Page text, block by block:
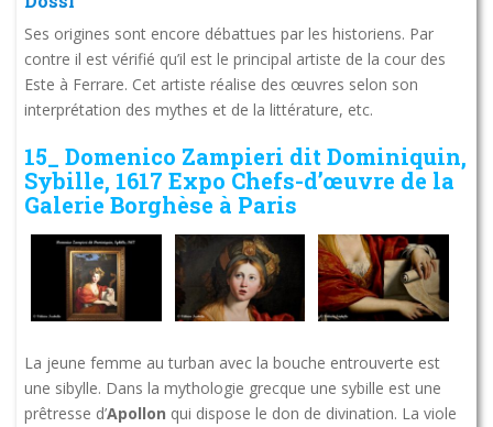
Ses origines sont encore débattues par les historiens. Par
contre il est vérifié qu’il est le principal artiste de la cour des
Este à Ferrare. Cet artiste réalise des œuvres selon son
interprétation des mythes et de la littérature, etc.
15_ Domenico Zampieri dit Dominiquin,
Sybille, 1617 Expo Chefs-d’œuvre de la
Galerie Borghèse à Paris
La jeune femme au turban avec la bouche entrouverte est
une sibylle. Dans la mythologie grecque une sybille est une
prêtresse d’Apollon qui dispose le don de divination. La viole